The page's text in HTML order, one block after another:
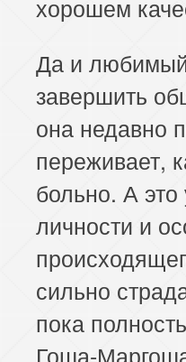
хорошем
Да и
завершить
она недавно
переживает,
больно. А это
личности и
сильно
пока
Гоша-